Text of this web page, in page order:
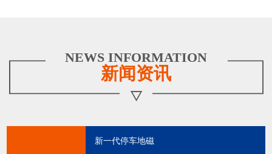
NEWS INFORMATION
新闻资讯
新一代停车地磁